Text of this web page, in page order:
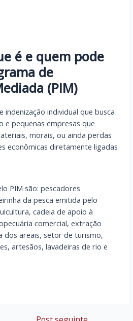
é e quem pode
de
(PIM)
indenização individual que busca
e pequenas empresas que
morais, ou ainda perdas
econômicas diretamente ligadas
PIM são: pescadores
da pescaemitida pelo
, cadeia de apoio à
comercial, extração
dos areais, setor de turismo,
artesãos, lavadeiras de rio e